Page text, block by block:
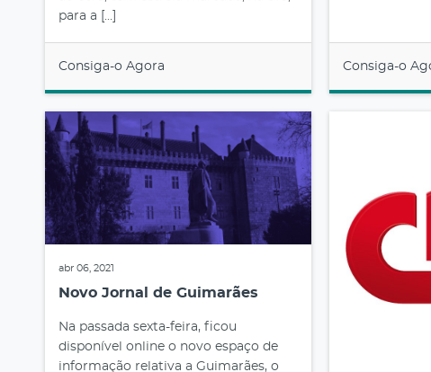
para a […]
Consiga-o Agora Consiga-o
abr 06, 2021
Novo Jornal de Guimarães
Na passada sexta-feira, ficou
disponível online o novo espaço de
informação relativa a Guimarães, o